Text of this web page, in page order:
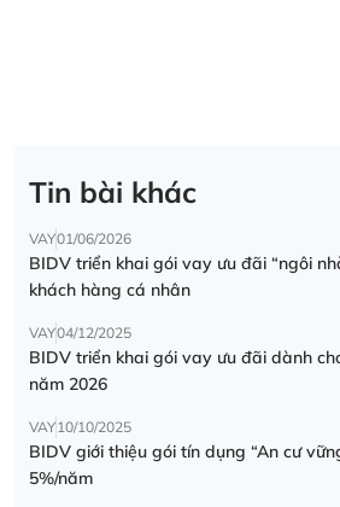
Tin bài khác
VAY01/06/2026
BIDV triển khai gói vay ưu đãi “ngôi
khách hàng cá nhân
VAY04/12/2025
BIDV triển khai gói vay ưu đãi dành
năm 2026
VAY10/10/2025
BIDV giới thiệu gói tín dụng “An cư
5%/năm